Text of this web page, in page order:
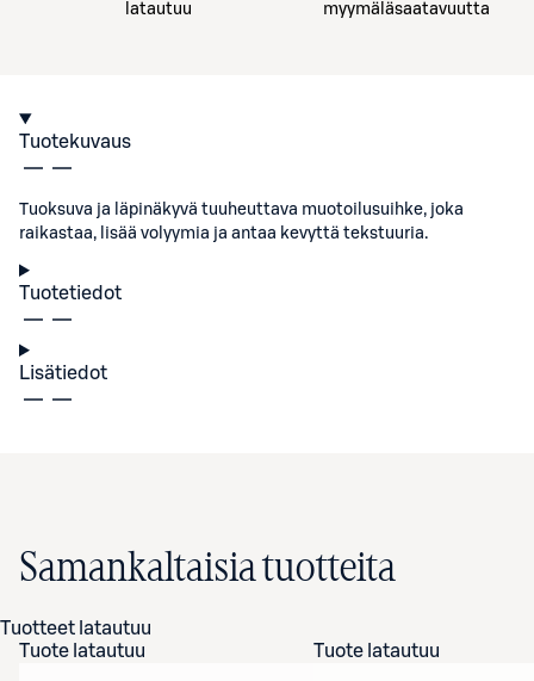
latautuu
myymäläsaatavuutta
Tuotekuvaus
Tuoksuva ja läpinäkyvä tuuheuttava muotoilusuihke, joka
raikastaa, lisää volyymia ja antaa kevyttä tekstuuria.
Tuotetiedot
Lisätiedot
Samankaltaisia tuotteita
Tuotteet latautuu
Tuote latautuu
Tuote latautuu